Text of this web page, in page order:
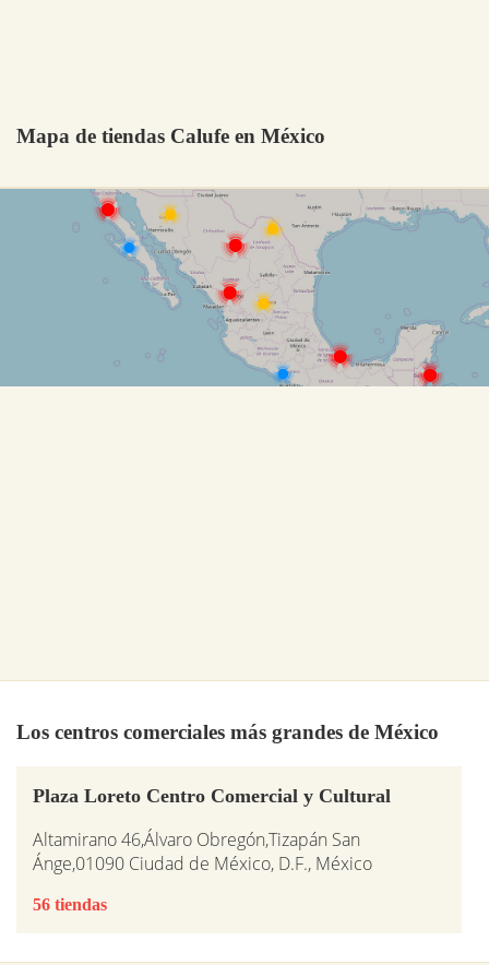
Mapa de tiendas Calufe en México
Los centros comerciales más grandes de México
Plaza Loreto Centro Comercial y Cultural
Altamirano 46,Álvaro Obregón,Tizapán San
Ánge,01090 Ciudad de México, D.F., México
56 tiendas